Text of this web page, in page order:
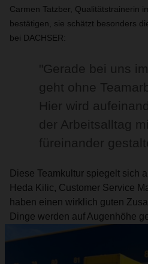
Carmen Tatzber, Qualitätstrainerin
bestätigen, sie schätzt besonders
bei DACHSER:
"Gerade bei uns
geht ohne
Hier wird
der Arbeitsalltag
füreinander
Diese Teamkultur spiegelt sich
Heda Kilic, Customer Service
haben einen wirklich guten
Dinge werden auf Augenhöhe